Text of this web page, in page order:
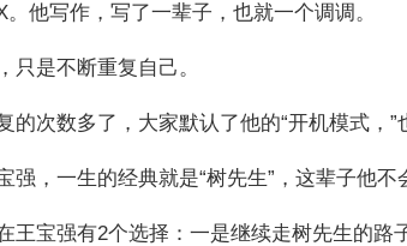
他写作，写了一辈子，也就一个调调。
是不断重复自己。
次数多了，大家默认了他的“开机模式，”
，一生的经典就是“树先生”，这辈子他不
宝强有2个选择：一是继续走树先生的路